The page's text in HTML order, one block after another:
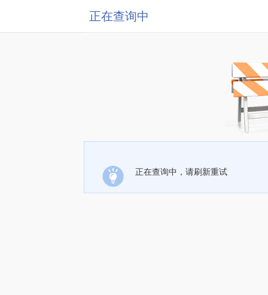
正在查询中
正在查询中，请刷新重试